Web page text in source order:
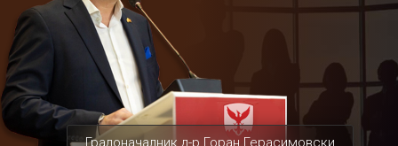
Градоначалник д-р Горан Герасимовски